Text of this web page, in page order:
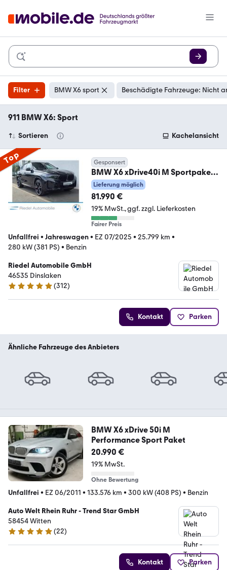
Filter BMW X6 sport Beschädigte Fahrzeuge: Nicht
911 BMW X6: Sport
Sortieren Kachelansicht
Top Gesponsert
BMW X6 xDrive40i M Sportpaket
Pro*ab 3,49% eff.*
Lieferung möglich
81.990 €
19% MwSt. ggf. zzgl. Lieferkosten
Fairer Preis
Unfallfrei • Jahreswagen• EZ 07/2025 • 25.799 km •
280 kW (381 PS) • Benzin
Riedel Automobile GmbH
46535 Dinslaken
5 Sterne
(312)
Kontakt Parken
Ähnliche Fahrzeuge des Anbieters
BMW X6 xDrive 50i M
Performance Sport Paket
20.990 €
19% MwSt.
Ohne Bewertung
Unfallfrei • EZ 06/2011 • 133.576 km • 300 kW (408 PS) • Benzin
Auto Welt Rhein Ruhr - Trend Star GmbH
58454 Witten
4.9 Sterne
(22)
Kontakt Parken